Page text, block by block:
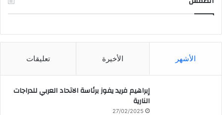
الأشهر الأخيرة تعليقات
إبراهيم فريد يفوز برئاسة الاتحاد العربي للدراجات
النارية
27/02/2025